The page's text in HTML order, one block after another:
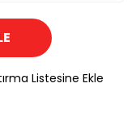
Listesine Ekle